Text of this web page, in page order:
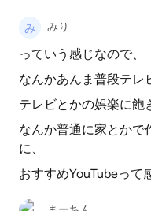
みり
っていう感じなので、
なんかあんま普段テレ
テレビとかの娯楽に飽
なんか普通に家とかで
に、
おすすめYouTubeって